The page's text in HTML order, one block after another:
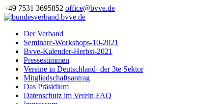
+49 7531 3695852 office@bvve.de
Der Verband
Seminare-Workshops-10-2021
Bvve-Kalender-Herbst-2021
Pressestimmen
Vereine in Deutschland- der 3te Sektor
Mitgliedschaftsantrag
Das Präsidium
Datenschutz im Verein FAQ